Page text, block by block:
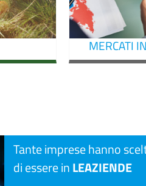
MERCATI
Tante imprese hanno
di essere inLEAZIENDE